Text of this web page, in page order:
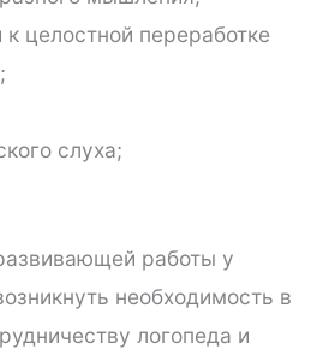
к целостной переработке
слуха;
работы у
необходимость в
логопеда и